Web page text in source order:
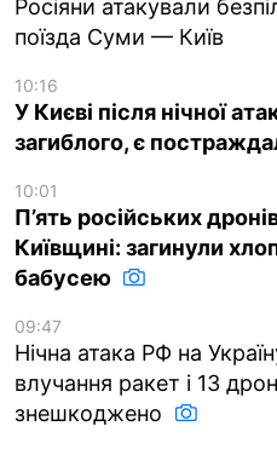
Росіяни атакували
поїзда Суми — Київ
10:16
У Києві після нічної
загиблого, є
10:01
П’ять російських
Київщині: загинули
бабусею
09:47
Нічна атака РФ на
влучання ракет і 13
знешкоджено